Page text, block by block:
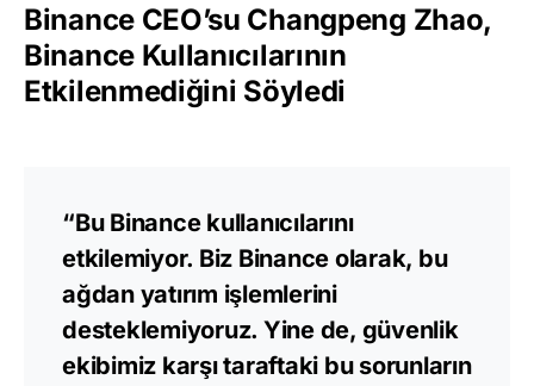
Binance CEO’su Changpeng Zhao,
Binance Kullanıcılarının
Etkilenmediğini Söyledi
“Bu Binance kullanıcılarını
etkilemiyor. Biz Binance olarak, bu
ağdan yatırım işlemlerini
desteklemiyoruz. Yine de, güvenlik
ekibimiz karşı taraftaki bu sorunların